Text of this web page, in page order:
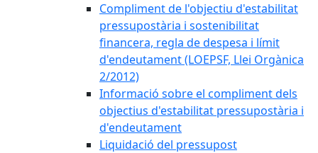
Compliment de l'objectiu d'estabilitat
pressupostària i sostenibilitat
financera, regla de despesa i límit
d'endeutament (LOEPSF, Llei Orgànica
2/2012)
Informació sobre el compliment dels
objectius d'estabilitat pressupostària i
d'endeutament
Liquidació del pressupost